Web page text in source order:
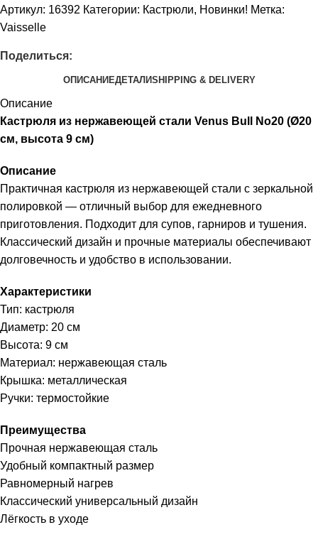
Артикул: 16392 Категории: Кастрюли, Новинки! Метка:
Vaisselle
Поделиться:
ОПИСАНИЕДЕТАЛИSHIPPING & DELIVERY
Описание
Кастрюля из нержавеющей стали Venus Bull No20 (Ø20
см, высота 9 см)
Описание
Практичная кастрюля из нержавеющей стали с зеркальной
полировкой — отличный выбор для ежедневного
приготовления. Подходит для супов, гарниров и тушения.
Классический дизайн и прочные материалы обеспечивают
долговечность и удобство в использовании.
Характеристики
Тип: кастрюля
Диаметр: 20 см
Высота: 9 см
Материал: нержавеющая сталь
Крышка: металлическая
Ручки: термостойкие
Преимущества
Прочная нержавеющая сталь
Удобный компактный размер
Равномерный нагрев
Классический универсальный дизайн
Лёгкость в уходе